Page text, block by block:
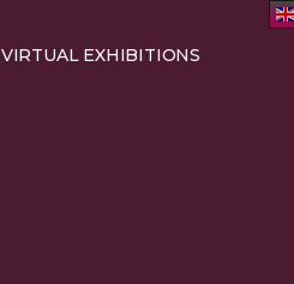
VIRTUAL EXHIBITIONS